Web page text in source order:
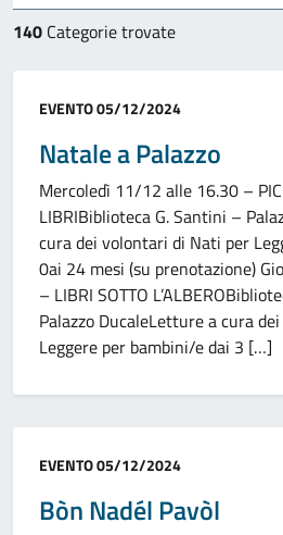
140 Categorie trovate
Categoria:
EVENTO05/12/2024
Natale a Palazzo
Mercoledì 11/12 alle 16.30 – PIC
LIBRIBiblioteca G. Santini –
cura dei volontari di Nati per
0ai 24 mesi (su prenotazione)
– LIBRI SOTTO
Palazzo DucaleLetture a cura
Leggere per bambini/e dai 3 […]
Categoria:
EVENTO05/12/2024
Bòn Nadél Pavòl